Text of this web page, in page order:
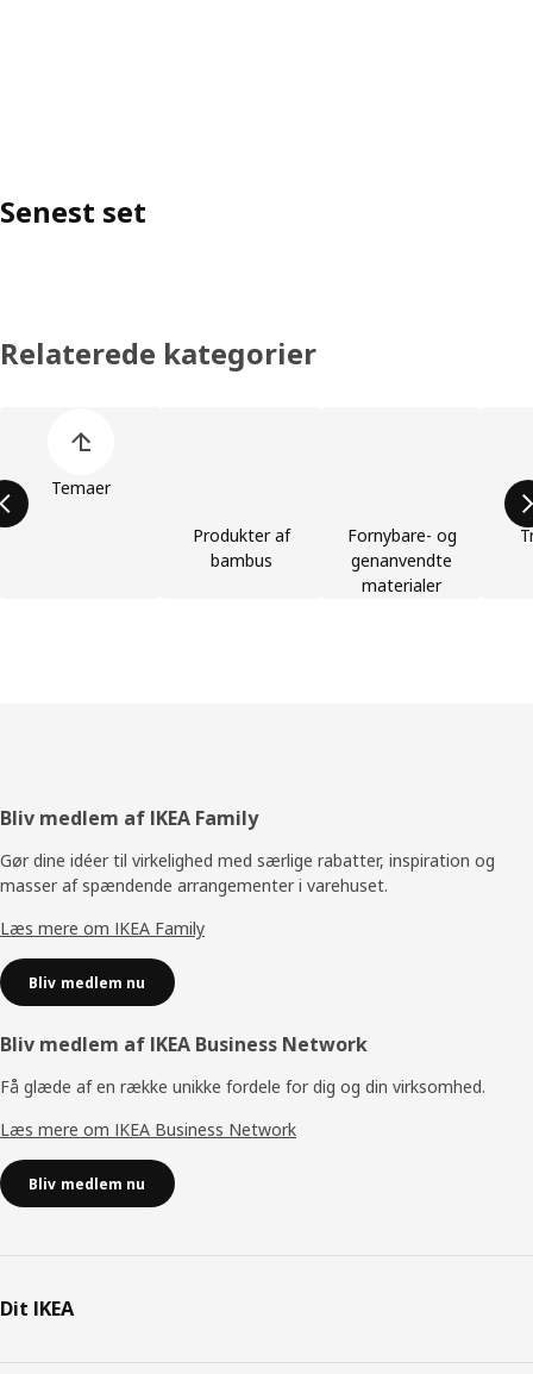
Senest set
Relaterede kategorier
Temaer
Produkter af
bambus
Fornybare- og
genanvendte
materialer
Footer
Bliv medlem af IKEA Family
Gør dine idéer til virkelighed med særlige rabatter, inspiration og
masser af spændende arrangementer i varehuset.
Læs mere om IKEA Family
Bliv medlem nu
Bliv medlem af IKEA Business Network
Få glæde af en række unikke fordele for dig og din virksomhed.
Læs mere om IKEA Business Network
Bliv medlem nu
Dit IKEA